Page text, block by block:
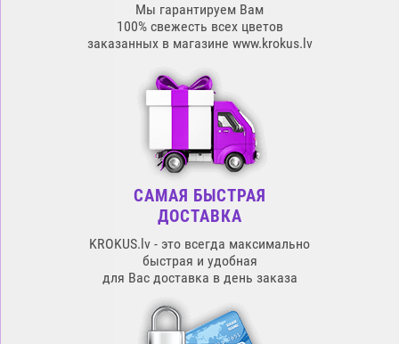
Мы гарантируем Вам
100% свежесть всех цветов
заказанных в магазине www.krokus.lv
САМАЯ БЫСТРАЯ
ДОСТАВКА
KROKUS.lv - это всегда максимально
быстрая и удобная
для Вас доставка в день заказа